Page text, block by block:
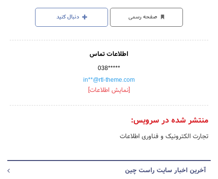
صفحه رسمی دنبال کنید
اطلاعات تماس
038*****
in**@rtl-theme.com
[نمایش اطلاعات]
منتشر شده در سرویس:
تجارت الکترونیک و فناوری اطلاعات
آخرین اخبار سایت راست چین